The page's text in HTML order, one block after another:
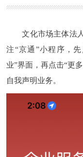
文化市场主体法
注“京通”小程序，
业”界面，再点击“更
自我声明业务。